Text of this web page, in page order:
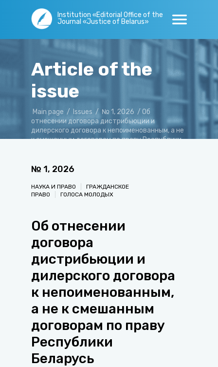
Institution «Editorial Office of the
Journal «Justice of Belarus»
Article of the
issue
Main page / Issues / № 1, 2026 / Об
отнесении договора дистрибьюции и
дилерского договора к непоименованным, а не
к смешанным договорам по праву Республики
№ 1, 2026
НАУКА И ПРАВО
ГРАЖДАНСКОЕ
ПРАВО
ГОЛОСА МОЛОДЫХ
Об отнесении
договора
дистрибьюции и
дилерского договора
к непоименованным,
а не к смешанным
договорам по праву
Республики
Беларусь